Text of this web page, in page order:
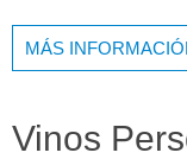
MÁS
Vinos